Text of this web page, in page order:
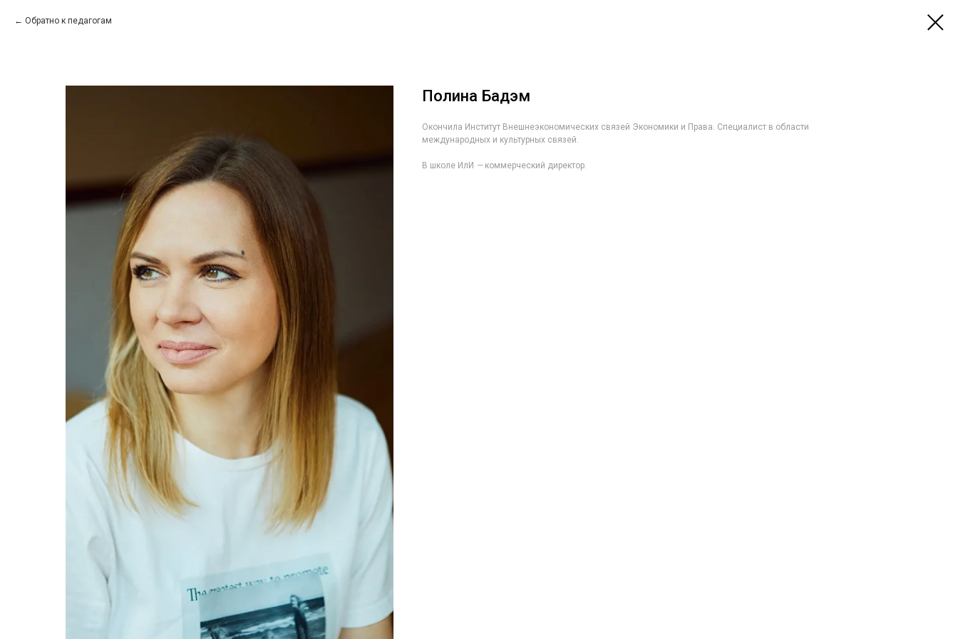
Обратно к педагогам
Полина Бадэм
Окончила Институт Внешнеэкономических связей Экономики и Права. Специалист в области
международных и культурных связей.
В школе ИлИ —коммерческий директор.